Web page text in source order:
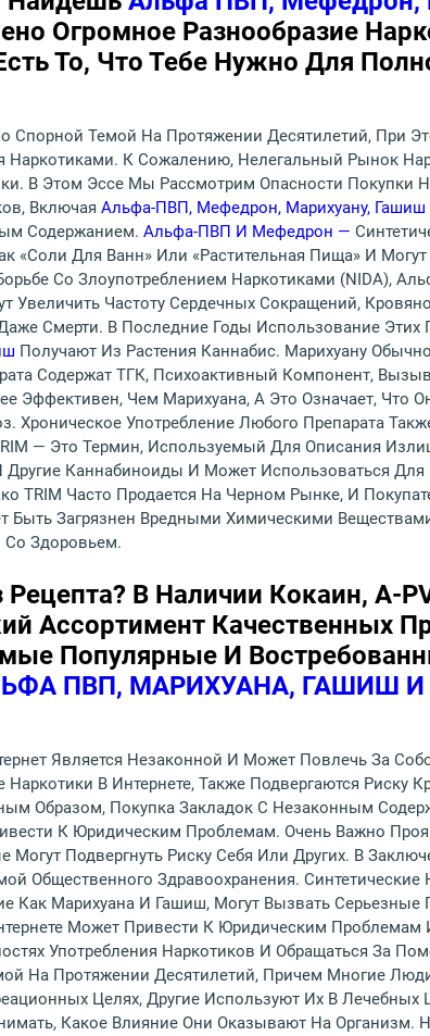
Огромное Разнообразие
То, Что Тебе Нужно Для
Спорной Темой На Протяжении Десятилетий, При
Наркотиками. К Сожалению, Нелегальный Рынок
В Этом Эссе Мы Рассмотрим Опасности Покупки
Включая Альфа-ПВП, Мефедрон, Марихуану,
Содержанием. Альфа-ПВП И Мефедрон —
«соли Для Ванн» Или «растительная Пища» И
Со Злоупотреблением Наркотиками (NIDA),
Увеличить Частоту Сердечных Сокращений,
Смерти. В Последние Годы Использование
Получают Из Растения Каннабис. Марихуану
Содержат ТГК, Психоактивный Компонент,
Эффективен, Чем Марихуана, А Это Означает,
Хроническое Употребление Любого Препарата
— Это Термин, Используемый Для Описания
Каннабиноиды И Может Использоваться
TRIM Часто Продается На Черном Рынке, И
Быть Загрязнен Вредными Химическими
Здоровьем.
Рецепта? В Наличии Кокаин, A-
Ассортимент Качественных
Популярные И
ПВП, МАРИХУАНА, ГАШИШ И
Является Незаконной И Может Повлечь За
В Интернете, Также Подвергаются Риску
Образом, Покупка Закладок С Незаконным
К Юридическим Проблемам. Очень Важно
Могут Подвергнуть Риску Себя Или Других. В
Общественного Здравоохранения.
Как Марихуана И Гашиш, Могут Вызвать
Может Привести К Юридическим
Употребления Наркотиков И Обращаться За
На Протяжении Десятилетий, Причем Многие
Целях, Другие Используют Их В
Какое Влияние Они Оказывают На Организм.